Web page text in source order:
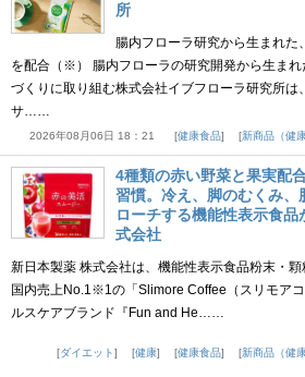
所
腸内フローラ研究から生まれ
を配合（※） 腸内フローラの研究開発から生ま
づくりに取り組む株式会社イブフローラ研究所は
サ……
2026年08月06日 18：21 健康食品 新商品（健康
4種類の赤い野菜と果実配
習慣。冷え、脚のむくみ
ローチする機能性表示食
式会社
新日本製薬 株式会社は、機能性表示食品粉末・
国内売上No.1※1の「Slimore Coffee（スリモア
ルスケアブランド『Fun and He……
ダイエット
健康 健康食品 新商品（健康